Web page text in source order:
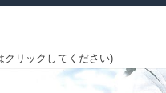
リックしてください)